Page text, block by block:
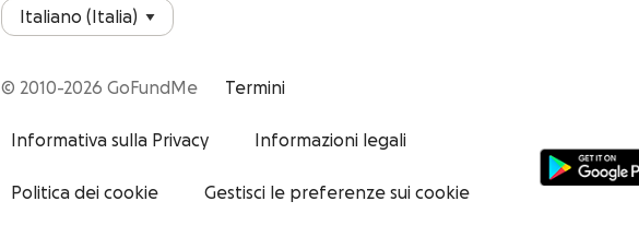
© 2010-2026 GoFundMe Termini
Informativa sulla Privacy Informazioni legali
Politica dei cookie Gestisci le preferenze sui cookie